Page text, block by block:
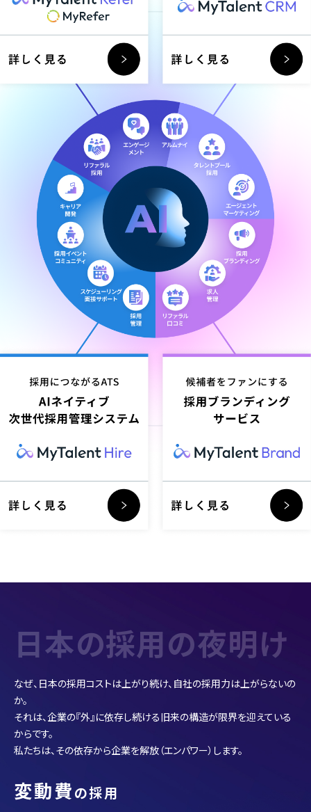
日本の採用の夜明け
なぜ、日本の採用コストは上がり続け、自社の採用力は上がらないの
か。
それは、企業の『外』に依存し続ける旧来の構造が限界を迎えている
からです。
私たちは、その依存から企業を解放（エンパワー）します。
変動費の採用